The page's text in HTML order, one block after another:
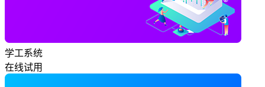
学工系统
在线试用